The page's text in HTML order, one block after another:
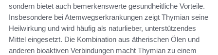
sondern bietet auch bemerkenswerte gesundheitliche Vorteile.
Insbesondere bei Atemwegserkrankungen zeigt Thymian seine
Heilwirkung und wird häufig als naturlieber, unterstützendes
Mittel eingesetzt. Die Kombination aus ätherischen Ölen und
anderen bioaktiven Verbindungen macht Thymian zu einem